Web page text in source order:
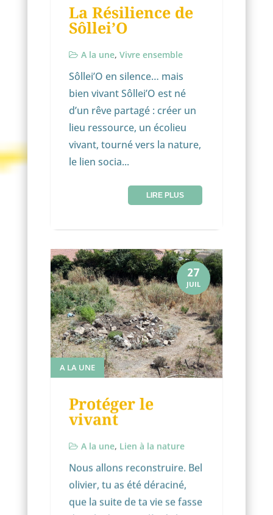
La Résilience de
Sôllei’O
A la une,Vivre ensemble
Sôllei’O en silence… mais
bien vivant Sôllei’O est né
d’un rêve partagé : créer un
lieu ressource, un écolieu
vivant, tourné vers la nature,
le lien socia...
LIRE PLUS
27
JUIL
A LA UNE
Protéger le
vivant
A la une, Lien à la nature
Nous allons reconstruire. Bel
olivier, tu as été déraciné,
que la suite de ta vie se fasse